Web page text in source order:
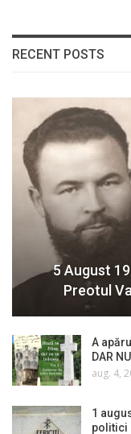
RECENT POSTS
5 August
Preotul
A
DAR
aug. 4,
1
politici